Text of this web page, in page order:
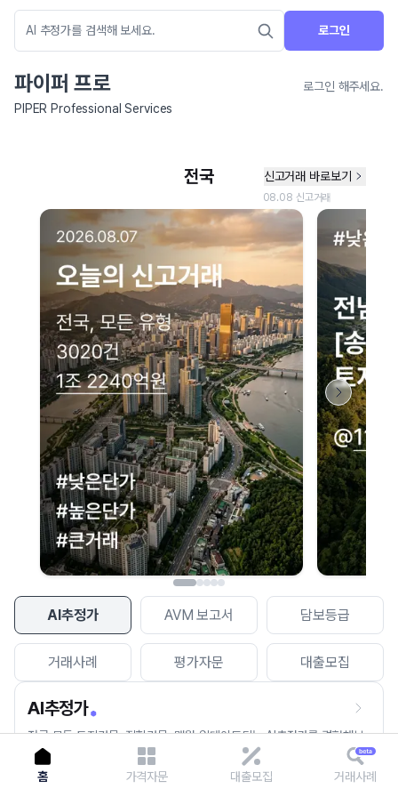
로그인
파이퍼 프로
로그인 해주세요.
PIPER Professional Services
AI추정가 AVM 보고서 담보등급
거래사례 평가자문 대출모집
AI추정가
전국 모든 토지건물, 집합건물, 매월 업데이트되는 AI추정가를 경험해보
세요.
네이버 지도 연결 안내
현재 네이버 지도 연결이 원활하지 않아 지도를 불러올 수 없습니다.
이용에 불편을 드려 죄송합니다.
다시 시도
홈 가격자문 대출모집 거래사례